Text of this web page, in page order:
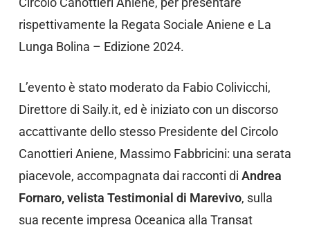
rispettivamente la Regata Sociale Aniene e La
Lunga Bolina – Edizione 2024.
L’evento è stato moderato da Fabio Colivicchi,
Direttore di Saily.it, ed è iniziato con un discorso
accattivante dello stesso Presidente del Circolo
Canottieri Aniene, Massimo Fabbricini: una serata
piacevole, accompagnata dai racconti di Andrea
Fornaro, velista Testimonial di Marevivo, sulla
sua recente impresa Oceanica alla Transat